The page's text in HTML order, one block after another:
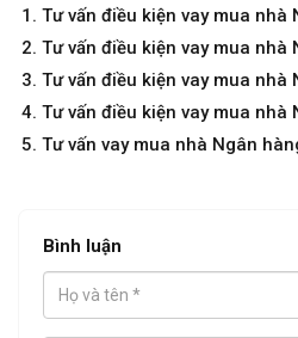
Tư vấn điều kiện vay mua nhà
Tư vấn điều kiện vay mua
Tư vấn điều kiện vay mua nhà
Tư vấn điều kiện vay mua nhà
Tư vấn vay mua nhà Ngân
Bình luận